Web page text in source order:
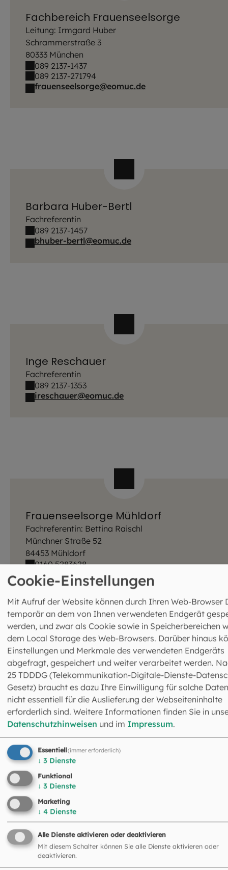
Fachbereich Frauenseelsorge
Leitung: Irmgard Huber
Schrammerstraße 3
80333 München
089 2137-1437
089 2137-271794
frauenseelsorge@eomuc.de
Barbara Huber-Bertl
Fachreferentin
089 2137-1457
bhuber-bertl@eomuc.de
Inge Reschauer
Fachreferentin
089 2137-1353
ireschauer@eomuc.de
Frauenseelsorge Mühldorf
Fachreferentin: Bettina Raischl
Münchner Straße 52
84453 Mühldorf
0160 5283628
braischl@ebmuc.de
Silvia Schroers
Assistenz
089 2137-1383
sschroers@eomuc.de
Barbara Kätzlmeier
Cookie-Einstellungen
Mit Aufruf der Website können durch Ihren Web-Browser
temporär an dem von Ihnen verwendeten Endgerät
werden, und zwar als Cookie sowie in Speicherbereichen
dem Local Storage des Web-Browsers. Darüber hinaus
Einstellungen und Merkmale des verwendeten Endgeräts
abgefragt, gespeichert und weiter verarbeitet werden.
25 TDDDG (Telekommunikation-Digitale-Dienste-
Gesetz) braucht es dazu Ihre Einwilligung für solche
nicht essentiell für die Auslieferung der Webseiteninhalte
erforderlich sind. Weitere Informationen finden Sie in
Datenschutzhinweisen und im Impressum.
Essentiell(immer erforderlich)
↓ 3 Dienste
Funktional
↓ 3 Dienste
Marketing
↓ 4 Dienste
Alle Dienste aktivieren oder deaktivieren
Mit diesem Schalter können Sie alle Dienste aktivieren oder
deaktivieren.